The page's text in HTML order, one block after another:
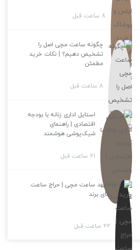
8 ساعت قبل
چگونه ساعت مچی اصل را
تشخیص دهیم؟ | نکات خرید
مطمئن
8 ساعت قبل
استایل اداری زنانه با بودجه
اقتصادی | راهنمای
شیک‌پوشی هوشمند
21 ساعت قبل
خرید ساعت مچی | حراج ساعت
های برند
22 ساعت قبل